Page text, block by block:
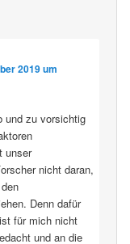
2019 um
und zu vorsichtig
unser
nicht daran,
Denn dafür
für mich nicht
und an die